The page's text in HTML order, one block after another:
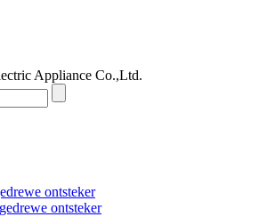
Appliance Co.,Ltd.
ontsteker
ontsteker